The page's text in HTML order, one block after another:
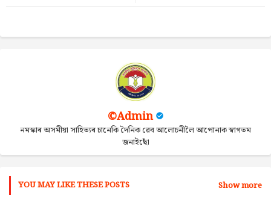
©Admin
নমস্কাৰ অসমীয়া সাহিত্যৰ চানেকি দৈনিক ৱেব আলোচনীলৈ আপোনাক স্বাগতম
জনাইছোঁ
YOU MAY LIKE THESE POSTS Show more